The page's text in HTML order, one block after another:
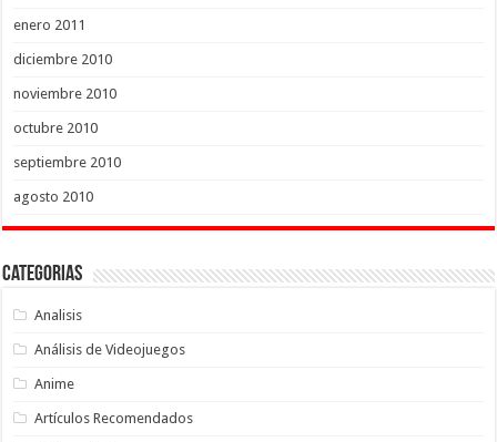
enero 2011
diciembre 2010
noviembre 2010
octubre 2010
septiembre 2010
agosto 2010
Categorias
Analisis
Análisis de Videojuegos
Anime
Artículos Recomendados